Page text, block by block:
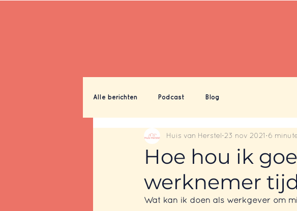
Alle berichten Podcast Blog
Hoe hou ik
werknemer
Huis van Herstel 23 nov 2021 6
Wat kan ik doen als werkgever om